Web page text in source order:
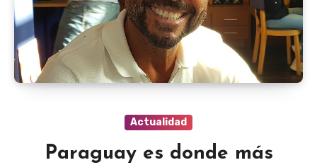
Actualidad
Paraguay es donde más